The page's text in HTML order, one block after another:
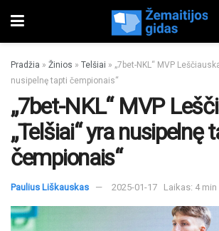
Pradžia » Žinios » Telšiai » „7bet-NKL“ MVP
nusipelnę tapti čempionais“
„7bet-NKL“ MVP
„Telšiai“ yra nusipelnę
čempionais“
Paulius Liškauskas 2025-01-17 Laikas: 4